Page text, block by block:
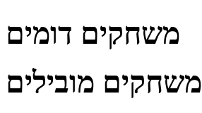
משחקים דומים
משחקים מובילים